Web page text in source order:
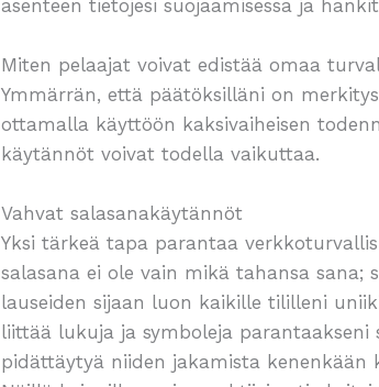
asenteen tietojesi suojaamisessa ja
Miten pelaajat voivat edistää omaa
Ymmärrän, että päätöksilläni on
ottamalla käyttöön kaksivaiheisen
käytännöt voivat todella vaikuttaa.
Vahvat salasanakäytännöt
Yksi tärkeä tapa parantaa
salasana ei ole vain mikä tahansa sana;
lauseiden sijaan luon kaikille tililleni
liittää lukuja ja symboleja
pidättäytyä niiden jakamista kenenkään